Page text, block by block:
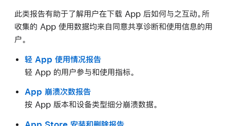
此类报告有助于了解用户在下载 App 后如何与之互动。所
收集的 App 使用数据均来自同意共享诊断和使用信息的用
户。
轻 App 使用情况报告
轻 App 的用户参与和使用指标。
App 崩溃次数报告
按 App 版本和设备类型细分崩溃数据。
App Store 安装和删除报告